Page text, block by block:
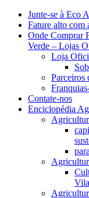
Junte-se à Eco
Fature alto com
Onde Comprar
Verde – Lojas
Loja
Parceiros
Contate-nos
Enciclopédia